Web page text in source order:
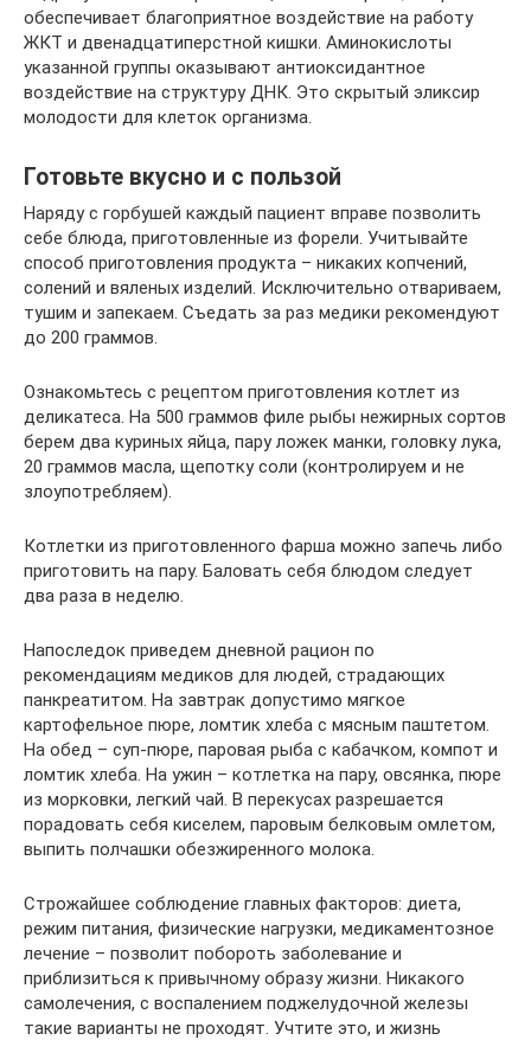
обеспечивает благоприятное воздействие на работу
ЖКТ и двенадцатиперстной кишки. Аминокислоты
указанной группы оказывают антиоксидантное
воздействие на структуру ДНК. Это скрытый эликсир
молодости для клеток организма.
Готовьте вкусно и с пользой
Наряду с горбушей каждый пациент вправе позволить
себе блюда, приготовленные из форели. Учитывайте
способ приготовления продукта – никаких копчений,
солений и вяленых изделий. Исключительно отвариваем,
тушим и запекаем. Съедать за раз медики рекомендуют
до 200 граммов.
Ознакомьтесь с рецептом приготовления котлет из
деликатеса. На 500 граммов филе рыбы нежирных сортов
берем два куриных яйца, пару ложек манки, головку лука,
20 граммов масла, щепотку соли (контролируем и не
злоупотребляем).
Котлетки из приготовленного фарша можно запечь либо
приготовить на пару. Баловать себя блюдом следует
два раза в неделю.
Напоследок приведем дневной рацион по
рекомендациям медиков для людей, страдающих
панкреатитом. На завтрак допустимо мягкое
картофельное пюре, ломтик хлеба с мясным паштетом.
На обед – суп-пюре, паровая рыба с кабачком, компот и
ломтик хлеба. На ужин – котлетка на пару, овсянка, пюре
из морковки, легкий чай. В перекусах разрешается
порадовать себя киселем, паровым белковым омлетом,
выпить полчашки обезжиренного молока.
Строжайшее соблюдение главных факторов: диета,
режим питания, физические нагрузки, медикаментозное
лечение – позволит побороть заболевание и
приблизиться к привычному образу жизни. Никакого
самолечения, с воспалением поджелудочной железы
такие варианты не проходят. Учтите это, и жизнь